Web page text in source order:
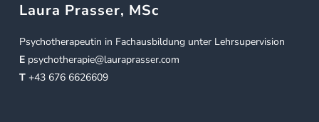
Laura Prasser, MSc
Psychotherapeutin in Fachausbildung unter Lehrsupervision
E psychotherapie@lauraprasser.com
T+43 676 6626609